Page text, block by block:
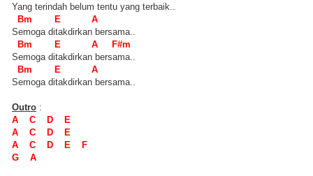
Yang terindah belum tentu yang terbaik..
Bm E A
Semoga ditakdirkan bersama..
Bm E A F#m
Semoga ditakdirkan bersama..
Bm E A
Semoga ditakdirkan bersama..
Outro :
A C D E
A C D E
A C D E F
G A